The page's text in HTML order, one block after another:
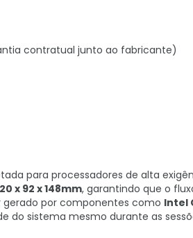
contratual junto ao fabricante)
para processadores de alta
x 92 x 148mm, garantindo que o
gerado por componentes como Intel
do sistema mesmo durante as